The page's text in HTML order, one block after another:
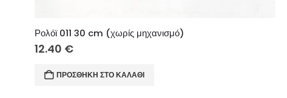
Ρολόϊ 011 30 cm (χωρίς μηχανισμό)
12.40 €
ΠΡΟΣΘΉΚΗ ΣΤΟ ΚΑΛΆΘΙ